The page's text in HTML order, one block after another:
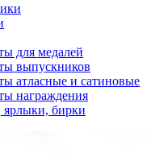
для медалей
выпускников
атласные и сатиновые
награждения
ярлыки, бирки